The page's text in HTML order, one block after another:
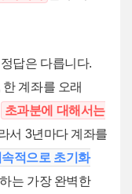
답은 다릅니다.
계좌를 오래
초과분에 대해서는
서 3년마다 계좌를
적으로 초기화
는 가장 완벽한